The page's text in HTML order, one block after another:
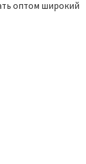
оптом широкий